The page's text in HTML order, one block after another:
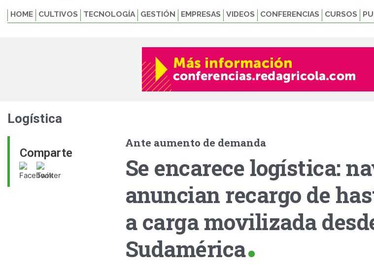
HOME CULTIVOS TECNOLOGÍA GESTIÓN EMPRESAS VIDEOS CONFERENCIAS CURSOS
Logística
Comparte
Ante aumento de demanda
Se encarece logística:
anuncian recargo de
a carga movilizada
Sudamérica